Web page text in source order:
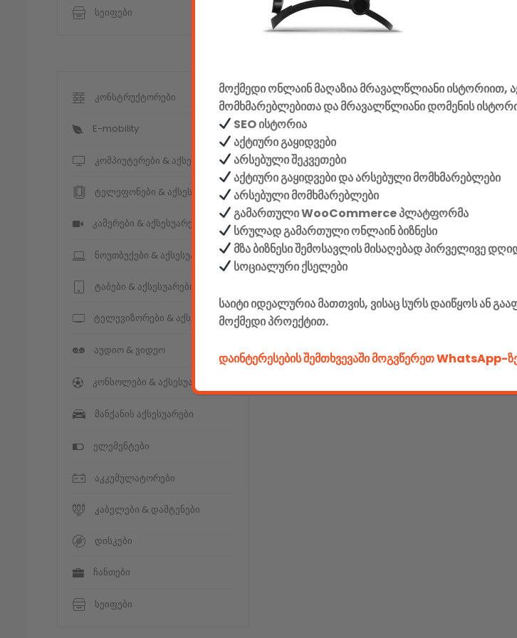
სეიფები
კონსტრუქტორები
E-mobility
კომპიუტერები & აქსესუარები
ტელეფონები & აქსესუარები
კამერები & აქსესუარები
ნოუთბუქები & აქსესუარები
ტაბები & აქსესუარები
ტელევიზორები & აქსესუარები
აუდიო & ვიდეო
კონსოლები & აქსესუარები
მანქანის აქსესუარები
ელემენტები
აკკუმულატორები
კაბელები & დამტენები
დისკები
ჩანთები
სეიფები
მოქმედი ონლაინ მაღაზია მრავალწლიანი ისტორიით,
მომხმარებლებითა და მრავალწლიანი დომენის
SEO ისტორია
აქტიური გაყიდვები
არსებული შეკვეთები
აქტიური გაყიდვები და არსებული მომხმარებლები
არსებული მომხმარებლები
გამართული WooCommerce პლატფორმა
სრულად გამართული ონლაინ ბიზნესი
მზა ბიზნესი შემოსავლის მისაღებად პირველივე
სოციალური ქსელები
საიტი იდეალურია მათთვის, ვისაც სურს დაიწყოს ან
მოქმედი პროექტით.
დაინტერესების შემთხვევაში მოგვწერეთ WhatsApp-